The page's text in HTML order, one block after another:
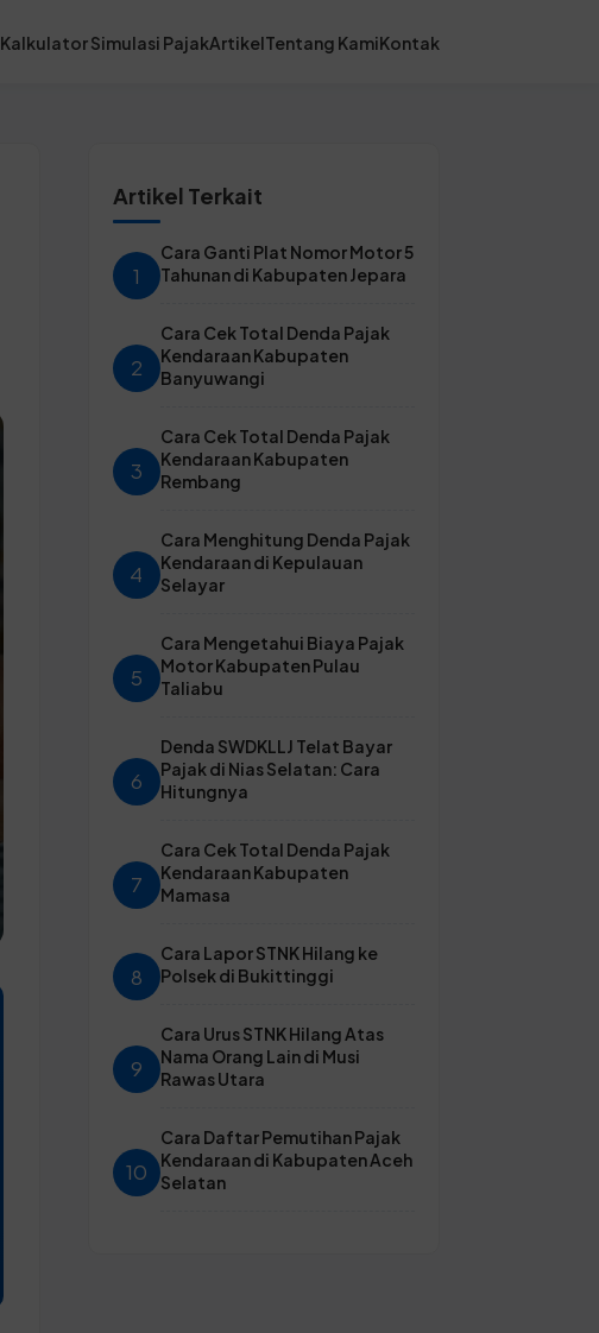
Kalkulator Simulasi PajakArtikelTentang KamiKontak
Artikel Terkait
1
Cara Ganti Plat Nomor Motor 5
Tahunan di Kabupaten Jepara
2
Cara Cek Total Denda Pajak
Kendaraan Kabupaten
Banyuwangi
3
Cara Cek Total Denda Pajak
Kendaraan Kabupaten
Rembang
4
Cara Menghitung Denda Pajak
Kendaraan di Kepulauan
Selayar
5
Cara Mengetahui Biaya Pajak
Motor Kabupaten Pulau
Taliabu
6
Denda SWDKLLJ Telat Bayar
Pajak di Nias Selatan: Cara
Hitungnya
7
Cara Cek Total Denda Pajak
Kendaraan Kabupaten
Mamasa
8
Cara Lapor STNK Hilang ke
Polsek di Bukittinggi
9
Cara Urus STNK Hilang Atas
Nama Orang Lain di Musi
Rawas Utara
10
Cara Daftar Pemutihan Pajak
Kendaraan di Kabupaten Aceh
Selatan